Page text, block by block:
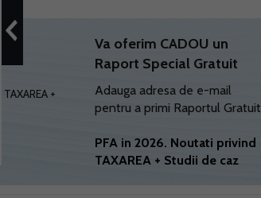
Va oferim CADOU un
Raport Special Gratuit
Adauga adresa de e-mail
pentru a primi Raportul Gratuit
PFA in 2026. Noutati privind
TAXAREA + Studii de caz